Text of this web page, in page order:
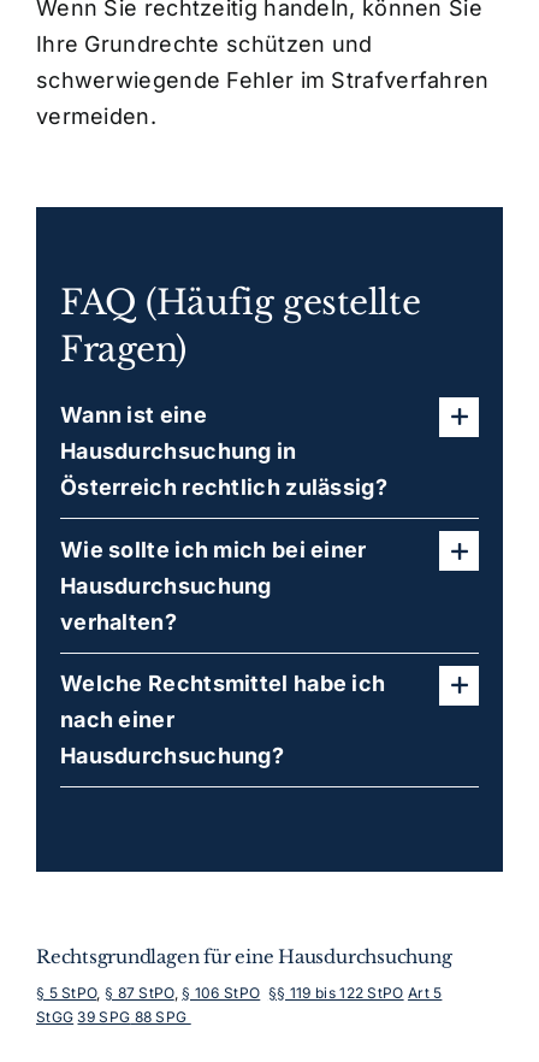
Wenn Sie rechtzeitig handeln, können Sie
Ihre Grundrechte schützen und
schwerwiegende Fehler im Strafverfahren
vermeiden.
FAQ (Häufig gestellte
Fragen)
Wann ist eine
Hausdurchsuchung in
Österreich rechtlich zulässig?
Wie sollte ich mich bei einer
Hausdurchsuchung
verhalten?
Welche Rechtsmittel habe ich
nach einer
Hausdurchsuchung?
Rechtsgrundlagen für eine Hausdurchsuchung
§ 5 StPO, § 87 StPO,§ 106 StPO §§ 119 bis 122 StPO Art 5
StGG 39 SPG 88 SPG